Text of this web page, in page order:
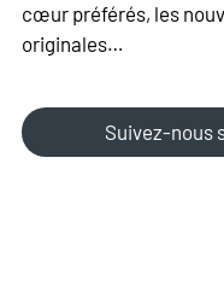
cœur préférés, les
originales…
Suivez-nous